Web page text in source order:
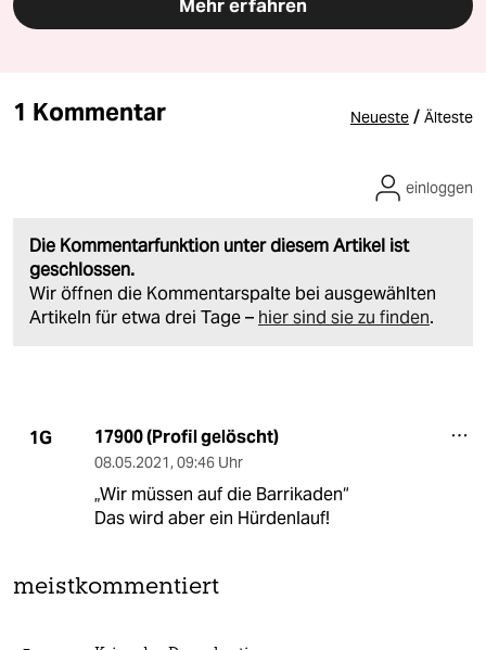
Mehr erfahren
1 Kommentar Neueste / Älteste
Die Kommentarfunktion unter diesem Artikel ist
geschlossen.
Wir öffnen die Kommentarspalte bei ausgewählten
Artikeln für etwa drei Tage – hier sind sie zu finden.
einloggen
1G 17900 (Profil gelöscht)
08.05.2021, 09:46 Uhr
„Wir müssen auf die Barrikaden“
Das wird aber ein Hürdenlauf!
meistkommentiert